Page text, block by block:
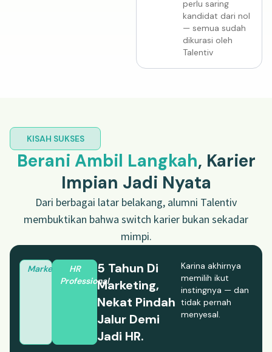
perlu saring
kandidat dari nol
— semua sudah
dikurasi oleh
Talentiv
KISAH SUKSES
Berani Ambil Langkah, Karier
Impian Jadi Nyata
Dari berbagai latar belakang, alumni Talentiv
membuktikan bahwa switch karier bukan sekadar
mimpi.
Marketing
HR
Professional
5 Tahun Di
Marketing,
Nekat Pindah
Jalur Demi
Jadi HR.
Karina akhirnya
memilih ikut
instingnya — dan
tidak pernah
menyesal.